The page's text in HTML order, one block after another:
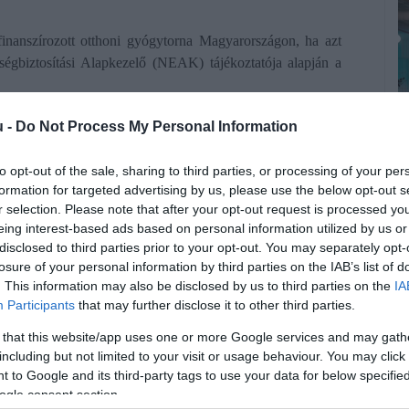
- Do Not Process My Personal Information
opt-out of the sale, sharing to third parties, or processing of your
for targeted advertising by us, please use the below opt-out
selection. Please note that after your opt-out request is processed
interest-based ads based on personal information utilized by us
to third parties prior to your opt-out. You may separately
of your personal information by third parties on the IAB’s list of
This information may also be disclosed by us to third parties on the
Participants that may further disclose it to other third parties.
that this website/app uses one or more Google services and may
but not limited to your visit or usage behaviour. You may
to Google and its third-party tags to use your data for below
consent section.
otthoni gyógytorna Magyarországon, ha azt
Alapkezelő (NEAK) tájékoztatója alapján a
feltétel, hogy a szükségességét már a kezelőorvos
szakember – például gyógytornász – a beteg otthonában
esetekben, amikor a beteg állapota ezt lehetővé teszi.
rehabilitációs tevékenységet is magában foglalhat. A tb
akkor egy újabb orvosi vizsgálat után
12 hónapon belül még háromszor van lehetőség, vagyis